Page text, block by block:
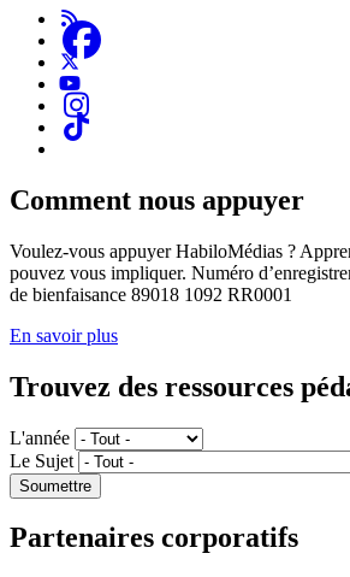
Comment nous appuyer
Voulez-vous appuyer HabiloMédias ?
pouvez vous impliquer. Numéro
de bienfaisance 89018 1092 RR0001
En savoir plus
Trouvez des ressources
L'année
Le Sujet
Partenaires corporatifs